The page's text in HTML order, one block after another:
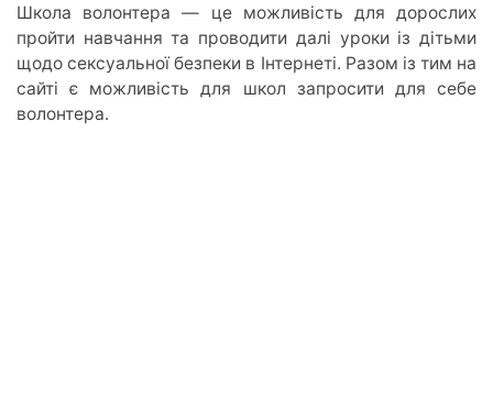
Школа волонтера — це можливість для дорослих
пройти навчання та проводити далі уроки із дітьми
щодо сексуальної безпеки в Інтернеті. Разом із тим на
сайті є можливість для школ запросити для себе
волонтера.